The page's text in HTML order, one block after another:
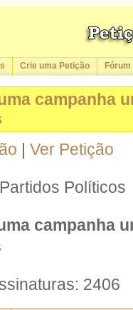
Crie uma Petição Fórum
campanha
| Ver Petição
Políticos
campanha
2406